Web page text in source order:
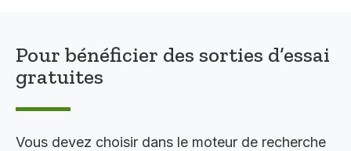
Pour bénéficier des sorties d’essai
gratuites
Vous devez choisir dans le moteur de recherche